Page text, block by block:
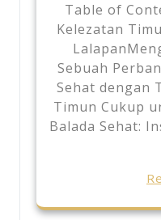
Table of
Kelezatan
Sebuah
Sehat dengan
Timun Cukup
Balada Sehat: